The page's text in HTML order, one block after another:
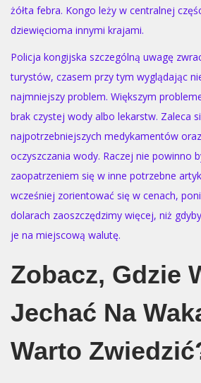
o
n
i
żółta febra. Kongo leży w centralnej
dziewięcioma innymi krajami.
Policja kongijska szczególną uwagę
turystów, czasem przy tym wyglądając
najmniejszy problem. Większym
brak czystej wody albo lekarstw. Zaleca
najpotrzebniejszych medykamentów
oczyszczania wody. Raczej nie powinno
zaopatrzeniem się w inne potrzebne
wcześniej zorientować się w cenach,
dolarach zaoszczędzimy więcej, niż
je na miejscową walutę.
Zobacz, Gdzie
Jechać Na
Warto